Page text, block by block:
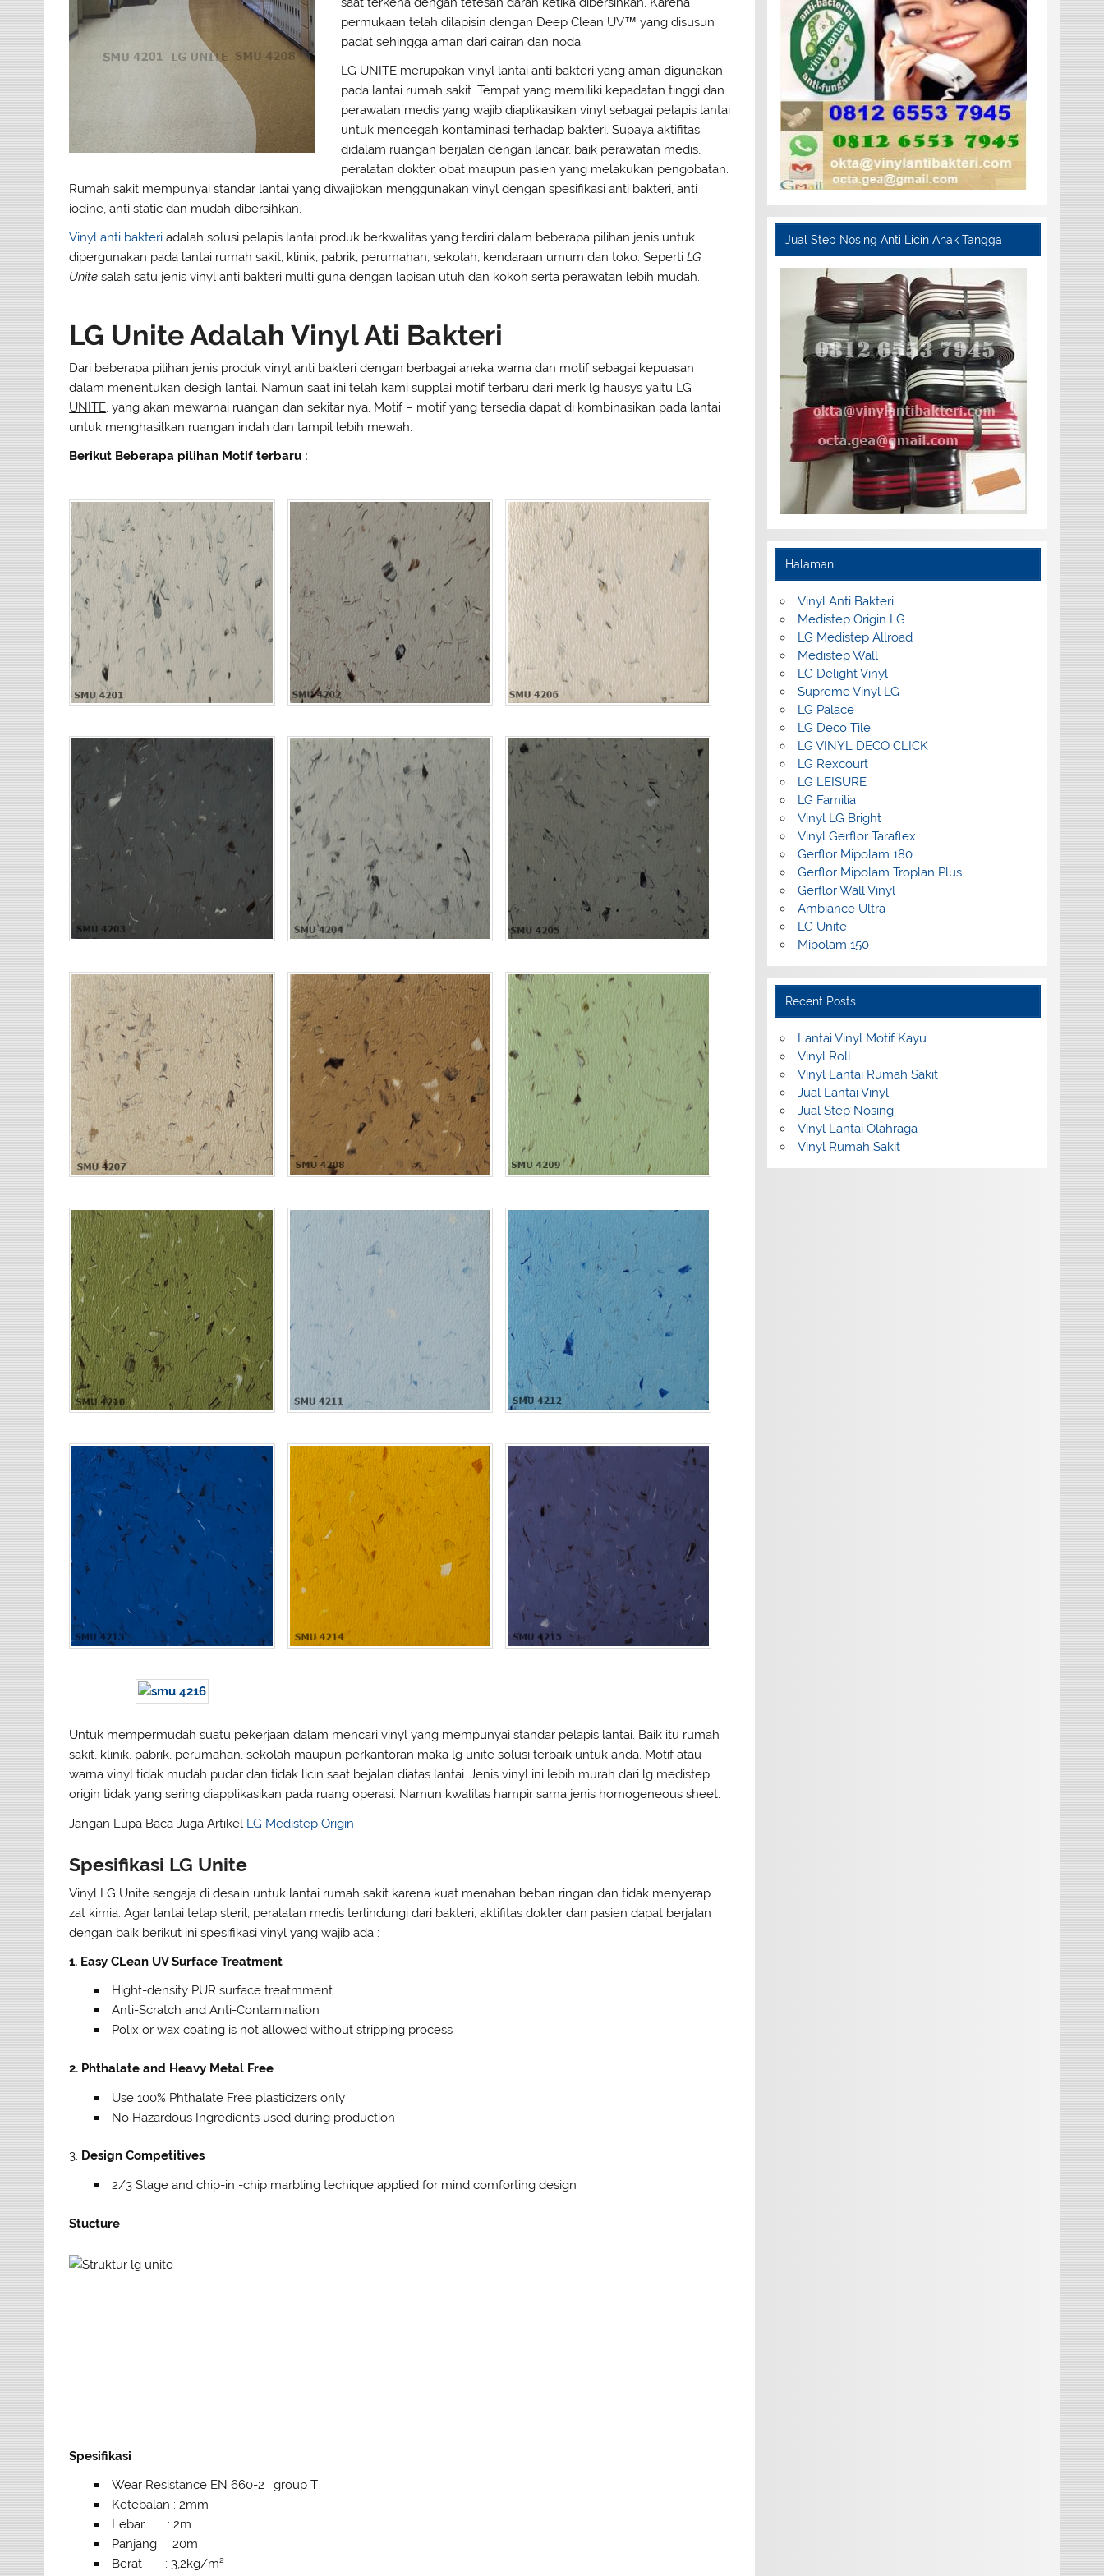
permukaan telah dilapisin dengan Deep Clean UV™ yang disusun
padat sehingga aman dari cairan dan noda.
LG UNITE merupakan vinyl lantai anti bakteri yang aman digunakan
pada lantai rumah sakit. Tempat yang memiliki kepadatan tinggi dan
perawatan medis yang wajib diaplikasikan vinyl sebagai pelapis lantai
untuk mencegah kontaminasi terhadap bakteri. Supaya aktifitas
didalam ruangan berjalan dengan lancar, baik perawatan medis,
peralatan dokter, obat maupun pasien yang melakukan pengobatan.
Rumah sakit mempunyai standar lantai yang diwajibkan menggunakan vinyl dengan spesifikasi anti bakteri, anti
iodine, anti static dan mudah dibersihkan.
Vinyl anti bakteri adalah solusi pelapis lantai produk berkwalitas yang terdiri dalam beberapa pilihan jenis untuk
dipergunakan pada lantai rumah sakit, klinik, pabrik, perumahan, sekolah, kendaraan umum dan toko. SepertiLG
Unite salah satu jenis vinyl anti bakteri multi guna dengan lapisan utuh dan kokoh serta perawatan lebih mudah.
LG Unite Adalah Vinyl Ati Bakteri
Dari beberapa pilihan jenis produk vinyl anti bakteri dengan berbagai aneka warna dan motif sebagai kepuasan
dalam menentukan desigh lantai. Namun saat ini telah kami supplai motif terbaru dari merk lg hausys yaitu LG
UNITE, yang akan mewarnai ruangan dan sekitar nya. Motif – motif yang tersedia dapat di kombinasikan pada lantai
untuk menghasilkan ruangan indah dan tampil lebih mewah.
Berikut Beberapa pilihan Motif terbaru :
Untuk mempermudah suatu pekerjaan dalam mencari vinyl yang mempunyai standar pelapis lantai. Baik itu rumah
sakit, klinik, pabrik, perumahan, sekolah maupun perkantoran maka lg unite solusi terbaik untuk anda. Motif atau
warna vinyl tidak mudah pudar dan tidak licin saat bejalan diatas lantai. Jenis vinyl ini lebih murah dari lg medistep
origin tidak yang sering diapplikasikan pada ruang operasi. Namun kwalitas hampir sama jenis homogeneous sheet.
Jangan Lupa Baca Juga Artikel LG Medistep Origin
Spesifikasi LG Unite
Vinyl LG Unite sengaja di desain untuk lantai rumah sakit karena kuat menahan beban ringan dan tidak menyerap
zat kimia. Agar lantai tetap steril, peralatan medis terlindungi dari bakteri, aktifitas dokter dan pasien dapat berjalan
dengan baik berikut ini spesifikasi vinyl yang wajib ada :
1. Easy CLean UV Surface Treatment
Hight-density PUR surface treatmment
Anti-Scratch and Anti-Contamination
Polix or wax coating is not allowed without stripping process
2. Phthalate and Heavy Metal Free
Use 100% Phthalate Free plasticizers only
No Hazardous Ingredients used during production
3. Design Competitives
2/3 Stage and chip-in -chip marbling techique applied for mind comforting design
Stucture
Spesifikasi
Wear Resistance EN 660-2 : group T
Ketebalan : 2mm
Lebar : 2m
Panjang : 20m
Berat : 3,2kg/m²
Jual Step Nosing Anti Licin Anak Tangga
Halaman
Vinyl Anti Bakteri
Medistep Origin LG
LG Medistep Allroad
Medistep Wall
LG Delight Vinyl
Supreme Vinyl LG
LG Palace
LG Deco Tile
LG VINYL DECO CLICK
LG Rexcourt
LG LEISURE
LG Familia
Vinyl LG Bright
Vinyl Gerflor Taraflex
Gerflor Mipolam 180
Gerflor Mipolam Troplan Plus
Gerflor Wall Vinyl
Ambiance Ultra
LG Unite
Mipolam 150
Recent Posts
Lantai Vinyl Motif Kayu
Vinyl Roll
Vinyl Lantai Rumah Sakit
Jual Lantai Vinyl
Jual Step Nosing
Vinyl Lantai Olahraga
Vinyl Rumah Sakit